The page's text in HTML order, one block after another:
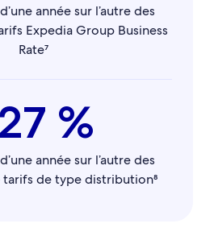
année sur l’autre des
Expedia Group Business
Rate⁷
%
année sur l’autre des
tarifs de type distribution⁸